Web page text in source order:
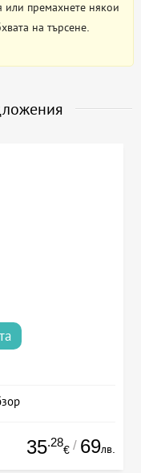
или премахнете някои
на търсене.
35.28
€ / 69лв.